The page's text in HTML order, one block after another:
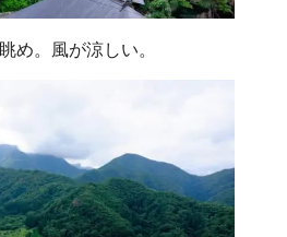
め。風が涼しい。